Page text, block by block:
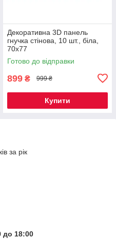
Декоративна 3D панель
гнучка стінова, 10 шт., біла,
70х77
Готово до відправки
899 ₴ 999 ₴
Купити
за рік
до 18:00